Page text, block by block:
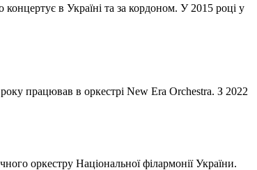
концертує в Україні та за кордоном. У 2015 році у
працював в оркестрі New Era Orchestra. З 2022
оркестру Національної філармонії України.